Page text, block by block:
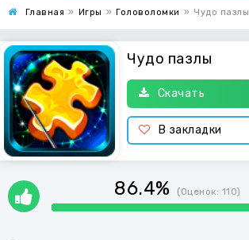
Главная » Игры » Головоломки » Чудо пазлы
Чудо пазлы
Скачать
В закладки
86.4% (Оценок: 110)